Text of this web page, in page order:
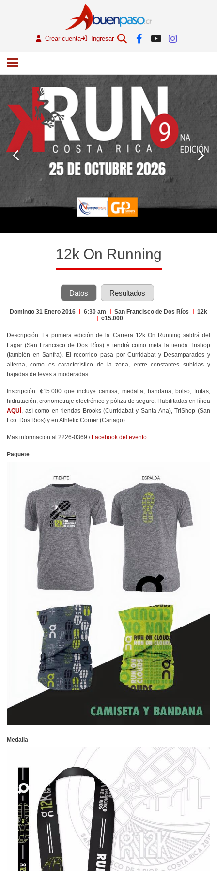
Crear cuenta Ingresar
12k On Running
Datos Resultados
Domingo 31 Enero 2016 | 6:30 am | San Francisco de Dos Ríos | 12k
| ¢15.000
Descripción: La primera edición de la Carrera 12k On Running saldrá del
Lagar (San Francisco de Dos Ríos) y tendrá como meta la tienda Trishop
(también en Sanfra). El recorrido pasa por Curridabat y Desamparados y
alterna, como es característico de la zona, entre constantes subidas y
bajadas de leves a moderadas.
Inscripción: ¢15.000 que incluye camisa, medalla, bandana, bolso, frutas,
hidratación, cronometraje electrónico y póliza de seguro. Habilitadas en línea
AQUÍ , así como en tiendas Brooks (Curridabat y Santa Ana), TriShop (San
Fco. Dos Ríos) y en Athletic Corner (Cartago).
Más información al 2226-0369 / Facebook del evento
Paquete
Medalla